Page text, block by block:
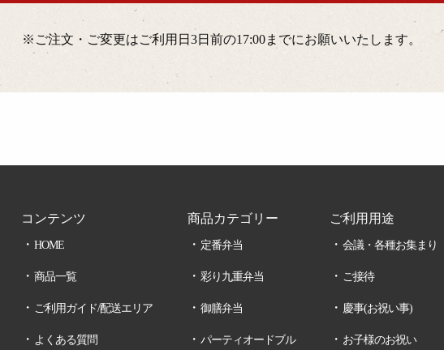
※ご注文・ご変更はご利用日3日前の17:00までにお願いいたします。
コンテンツ
HOME
商品一覧
ご利用ガイド/配送エリア
よくある質問
商品カテゴリー
定番弁当
彩り九重弁当
御膳弁当
パーティオードブル
ご利用用途
会議・各種お集まり
ご接待
慶事(お祝い事)
お子様のお祝い